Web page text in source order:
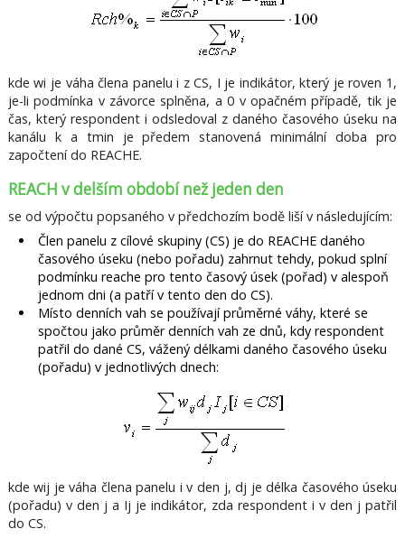
kde wi je váha člena panelu i z CS, I je indikátor, který je roven 1,
je-li podmínka v závorce splněna, a 0 v opačném případě, tik je
čas, který respondent i odsledoval z daného časového úseku na
kanálu k a tmin je předem stanovená minimální doba pro
započtení do REACHE.
REACH v delším období než jeden den
se od výpočtu popsaného v předchozím bodě liší v následujícím:
Člen panelu z cílové skupiny (CS) je do REACHE daného
časového úseku (nebo pořadu) zahrnut tehdy, pokud splní
podmínku reache pro tento časový úsek (pořad) v alespoň
jednom dni (a patří v tento den do CS).
Místo denních vah se používají průměrné váhy, které se
spočtou jako průměr denních vah ze dnů, kdy respondent
patřil do dané CS, vážený délkami daného časového úseku
(pořadu) v jednotlivých dnech:
kde wij je váha člena panelu i v den j, dj je délka časového úseku
(pořadu) v den j a Ij je indikátor, zda respondent i v den j patřil
do CS.